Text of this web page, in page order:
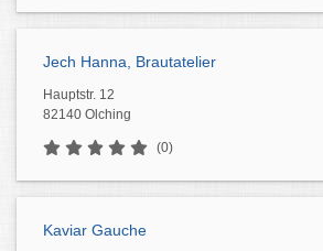
Jech Hanna, Brautatelier
Hauptstr. 12
82140 Olching
(0)
Kaviar Gauche